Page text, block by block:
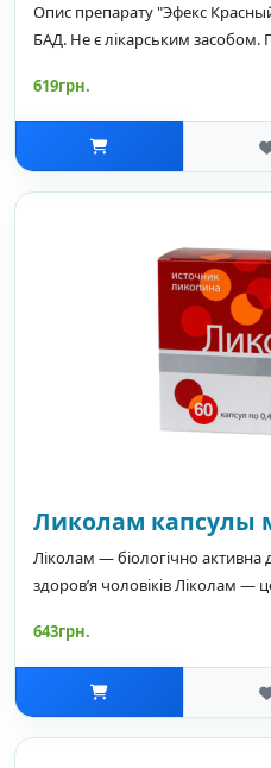
Опис препарату "Эфекс
БАД. Не є лікарським засобом.
619грн.
Ликолам капсулы
Ліколам — біологічно активна
здоров’я чоловіків Ліколам —
643грн.